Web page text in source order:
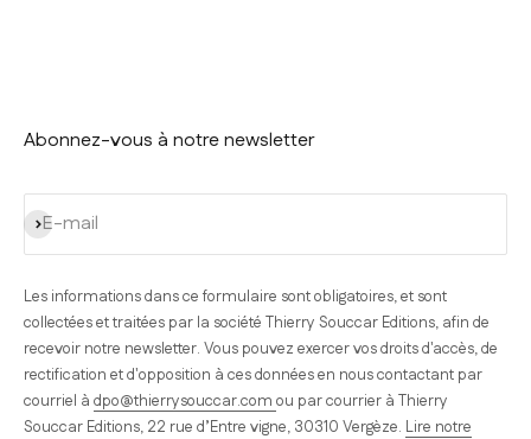
Abonnez-vous à notre newsletter
E-mail
S'inscrire
Les informations dans ce formulaire sont obligatoires, et sont
collectées et traitées par la société Thierry Souccar Editions, afin de
recevoir notre newsletter. Vous pouvez exercer vos droits d'accès, de
rectification et d'opposition à ces données en nous contactant par
courriel à dpo@thierrysouccar.com ou par courrier à Thierry
Souccar Editions, 22 rue d’Entre vigne, 30310 Vergèze. Lire notre